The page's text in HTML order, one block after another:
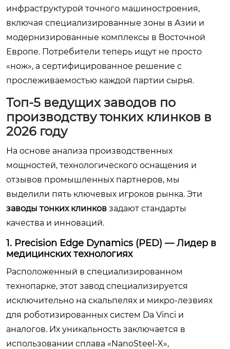
инфраструктурой точного машиностроения,
включая специализированные зоны в Азии и
модернизированные комплексы в Восточной
Европе. Потребители теперь ищут не просто
«нож», а сертифицированное решение с
прослеживаемостью каждой партии сырья.
Топ-5 ведущих заводов по
производству тонких клинков в
2026 году
На основе анализа производственных
мощностей, технологического оснащения и
отзывов промышленных партнеров, мы
выделили пять ключевых игроков рынка. Эти
заводы тонких клинков задают стандарты
качества и инноваций.
1. Precision Edge Dynamics (PED) — Лидер в
медицинских технологиях
Расположенный в специализированном
технопарке, этот завод специализируется
исключительно на скальпелях и микро-лезвиях
для роботизированных систем Da Vinci и
аналогов. Их уникальность заключается в
использовании сплава «NanoSteel-X»,